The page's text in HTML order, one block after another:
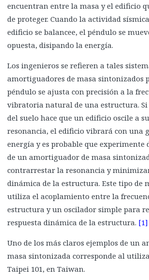
encuentran entre la masa y el edificio
de proteger. Cuando la actividad
edificio se balancee, el péndulo se
opuesta, disipando la energía.
Los ingenieros se refieren a tales
amortiguadores de masa sintonizados
péndulo se ajusta con precisión a la
vibratoria natural de una estructura.
del suelo hace que un edificio oscile a
resonancia, el edificio vibrará con una
energía y es probable que experimente
de un amortiguador de masa
contrarrestar la resonancia y
dinámica de la estructura. Este tipo de
utiliza el acoplamiento entre la
estructura y un oscilador simple para
respuesta dinámica de la estructura. [1]
Uno de los más claros ejemplos de un
masa sintonizada corresponde al
Taipei 101, en Taiwan.